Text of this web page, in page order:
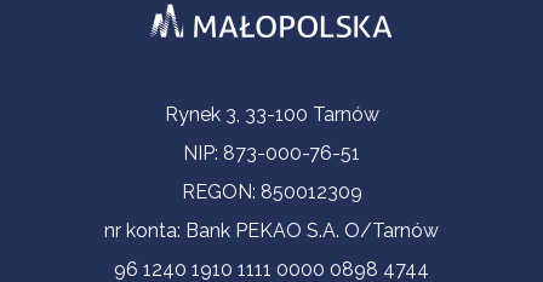
Informacje kontaktoweRynek 3, 33-100 Tarnów
NIP: 873-000-76-51
REGON: 850012309
nr konta: Bank PEKAO S.A. O/Tarnów
96 1240 1910 1111 0000 0898 4744